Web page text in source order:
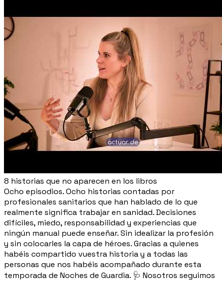
8 historias que no aparecen en los libros
Ocho episodios. Ocho historias contadas por
profesionales sanitarios que han hablado de lo que
realmente significa trabajar en sanidad. Decisiones
difíciles, miedo, responsabilidad y experiencias que
ningún manual puede enseñar. Sin idealizar la profesión
y sin colocarles la capa de héroes. Gracias a quienes
habéis compartido vuestra historia y a todas las
personas que nos habéis acompañado durante esta
temporada de Noches de Guardia. 🩺 Nosotros seguimos